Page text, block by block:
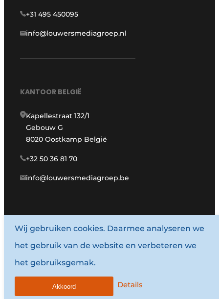
+31 495 450095
info@louwersmediagroep.nl
KANTOOR BELGIË
Kapellestraat 132/1
Gebouw G
8020 Oostkamp België
+32 50 36 81 70
info@louwersmediagroep.be
www.louwersmediagroep.com
© 1987 - 2026 Louwersmediagroep.
Algemene voorwaarden
Wij gebruiken cookies. Daarmee analyseren we
het gebruik van de website en verbeteren we
het gebruiksgemak.
Details
Akkoord